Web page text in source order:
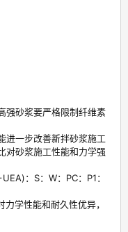
强砂浆要严格限制纤维素
进一步改善新拌砂浆施工
对砂浆施工性能和力学强
：S：W：PC：P1：
学性能和耐久性优异，